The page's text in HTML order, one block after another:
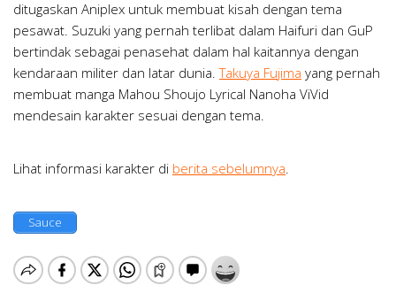
ditugaskan Aniplex untuk membuat kisah dengan tema
pesawat. Suzuki yang pernah terlibat dalam Haifuri dan GuP
bertindak sebagai penasehat dalam hal kaitannya dengan
kendaraan militer dan latar dunia.Takuya Fujima yang pernah
membuat manga Mahou Shoujo Lyrical Nanoha ViVid
mendesain karakter sesuai dengan tema.
Lihat informasi karakter di berita sebelumnya
Sauce